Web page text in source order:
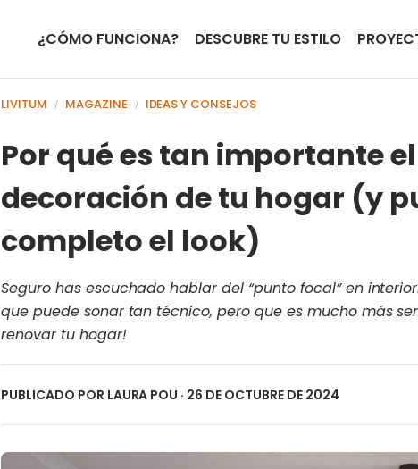
¿CÓMO FUNCIONA? DESCUBRE TU ESTILO
LIVITUM / MAGAZINE / IDEAS Y CONSEJOS
Por qué es tan importante
decoración de tu hogar (y
completo el look)
Seguro has escuchado hablar del “punto focal” en
que puede sonar tan técnico, pero que es mucho más
renovar tu hogar!
PUBLICADO POR LAURA POU · 26 DE OCTUBRE DE 2024